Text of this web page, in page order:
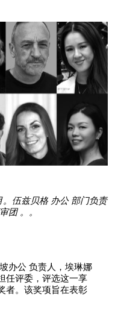
。伍兹贝格 办公 部门负责
团。 。
办公 负责人，埃琳娜
任评委，评选这一享
者。该奖项旨在表彰